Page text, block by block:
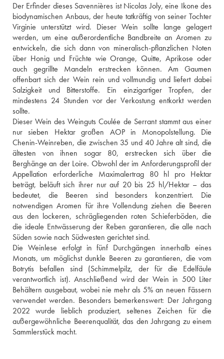
Der Erfinder dieses Savennières ist Nicolas Joly, eine Ikone des
biodynamischen Anbaus, der heute tatkräftig von seiner Tochter
Virginie unterstützt wird. Dieser Wein sollte lange gelagert
werden, um eine außerordentliche Bandbreite an Aromen zu
entwickeln, die sich dann von mineralisch-pflanzlichen Noten
über Honig und Früchte wie Orange, Quitte, Aprikose oder
auch gegrillte Mandeln erstrecken können. Am Gaumen
offenbart sich der Wein rein und vollmundig und liefert dabei
Salzigkeit und Bitterstoffe. Ein einzigartiger Tropfen, der
mindestens 24 Stunden vor der Verkostung entkorkt werden
sollte.
Dieser Wein des Weinguts Coulée de Serrant stammt aus einer
nur sieben Hektar großen AOP in Monopolstellung. Die
Chenin-Weinreben, die zwischen 35 und 40 Jahre alt sind, die
ältesten von ihnen sogar 80, erstrecken sich über die
Berghänge an der Loire. Obwohl der im Anforderungsprofil der
Appellation erforderliche Maximalertrag 80 hl pro Hektar
beträgt, beläuft sich ihrer nur auf 20 bis 25 hl/Hektar – das
bedeutet, die Beeren sind besonders konzentriert. Die
notwendigen Aromen für ihre Vollendung ziehen die Beeren
aus den lockeren, schrägliegenden roten Schieferböden, die
die ideale Entwässerung der Reben garantieren, die alle nach
Süden sowie nach Südwesten gerichtet sind.
Die Weinlese erfolgt in fünf Durchgängen innerhalb eines
Monats, um möglichst dunkle Beeren zu garantieren, die vom
Botrytis befallen sind (Schimmelpilz, der für die Edelfäule
verantwortlich ist). Anschließend wird der Wein in 500 Liter
Behältern ausgebaut, wobei nie mehr als 5% an neuen Fässern
verwendet werden. Besonders bemerkenswert: Der Jahrgang
2022 wurde lieblich produziert, seltenes Zeichen für die
außergewöhnliche Beerenqualität, das den Jahrgang zu einem
Sammlerstück macht.